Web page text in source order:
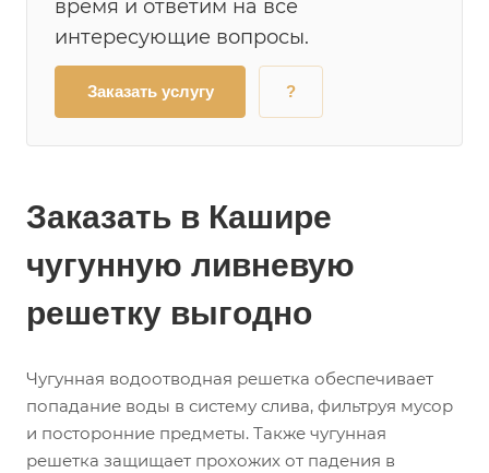
время и ответим на все
интересующие вопросы.
Заказать услугу ?
Заказать в Кашире
чугунную ливневую
решетку выгодно
Чугунная водоотводная решетка обеспечивает
попадание воды в систему слива, фильтруя мусор
и посторонние предметы. Также чугунная
решетка защищает прохожих от падения в